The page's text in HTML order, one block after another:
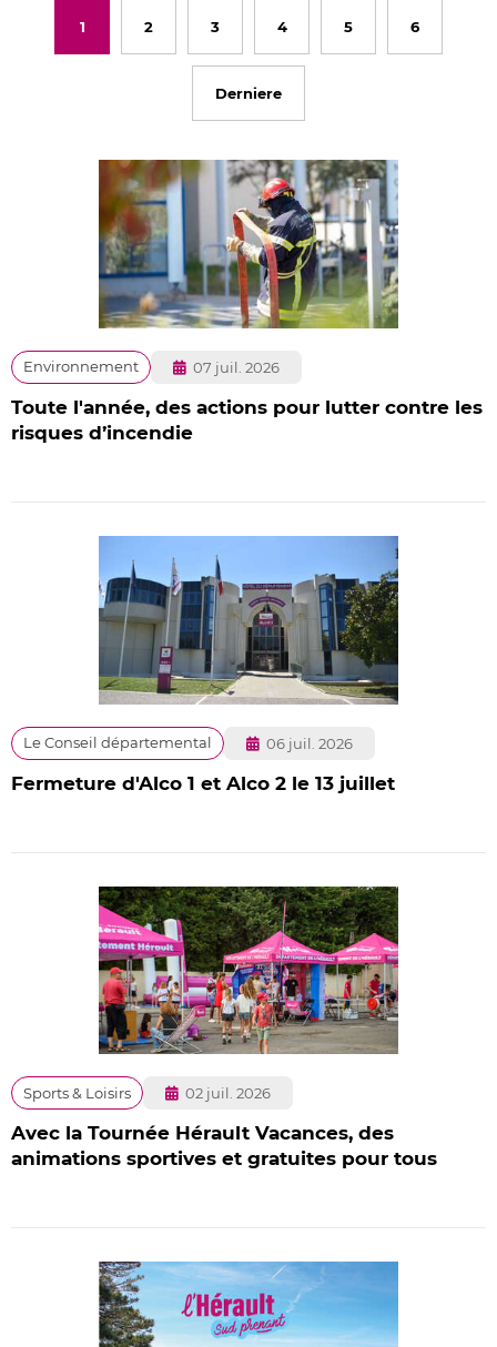
1 2 3 4 5 6
Derniere
Environnement
Publié
07 juil. 2026
Toute l'année, des actions pour lutter contre les
risques d’incendie
Le Conseil départemental
Publié
06 juil. 2026
Fermeture d'Alco 1 et Alco 2 le 13 juillet
Sports & Loisirs
Publié
02 juil. 2026
Avec la Tournée Hérault Vacances, des
animations sportives et gratuites pour tous